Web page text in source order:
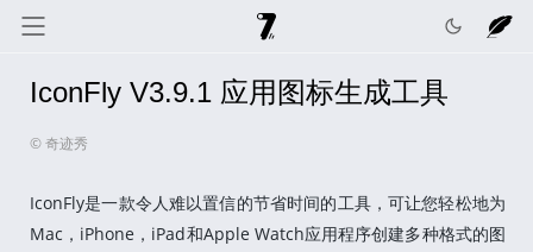
奇迹秀 关于我 记录线
IconFly V3.9.1 应用图标生成工具
© 奇迹秀
IconFly是一款令人难以置信的节省时间的工具，可让您轻松地为
Mac，iPhone，iPad和Apple Watch应用程序创建多种格式的图